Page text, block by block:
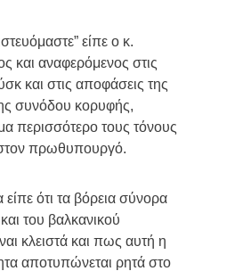
είπε ο κ.
και αναφερόμενος στις
και στις αποφάσεις της
συνόδου κορυφής,
περισσότερο τους τόνους
στον πρωθυπουργό.
είπε ότι τα βόρεια σύνορα
του βαλκανικού
κλειστά και πως αυτή η
αποτυπώνεται ρητά στο